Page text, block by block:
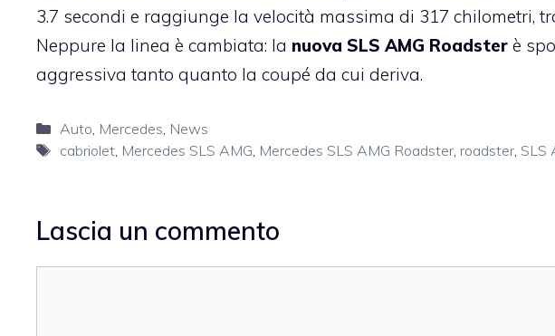
3.7 secondi e raggiunge la velocità massima di 317 chilometri,
Neppure la linea è cambiata: la nuova SLS AMG Roadster è
aggressiva tanto quanto la coupé da cui deriva.
Categorie
Auto, Mercedes, News
Tag
cabriolet, Mercedes SLS AMG, Mercedes SLS AMG Roadster, roadster, SLS
Lascia un commento